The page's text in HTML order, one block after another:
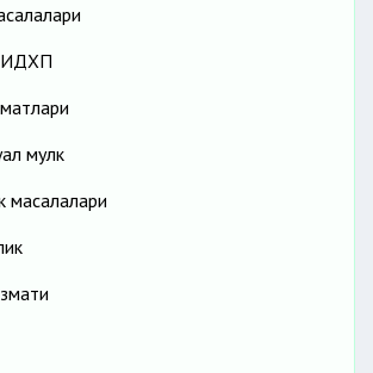
мулк
масалалари